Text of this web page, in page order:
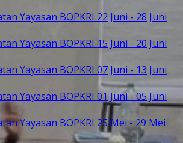
Yayasan BOPKRI 22 Juni - 28 Juni
Yayasan BOPKRI 15 Juni - 20 Juni
Yayasan BOPKRI 07 Juni - 13 Juni
Yayasan BOPKRI 01 Juni - 05 Juni
Yayasan BOPKRI 25 Mei - 29 Mei